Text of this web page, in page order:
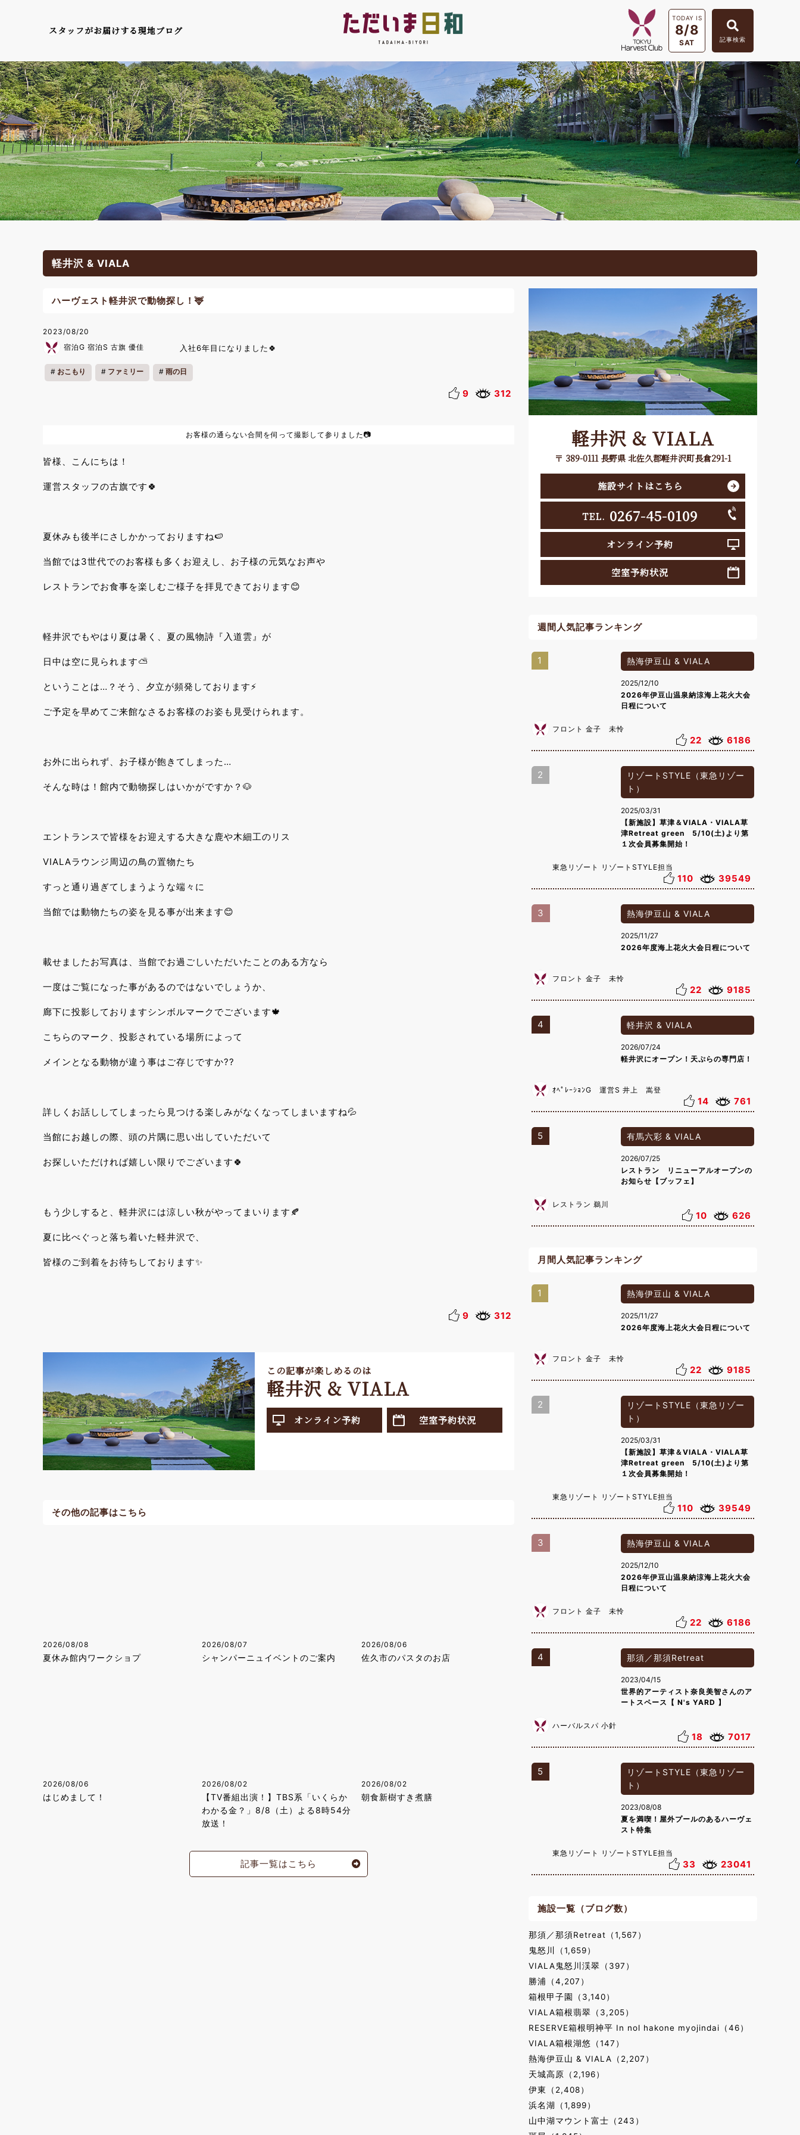
スタッフがお届けする現地ブログ
TODAY IS
8/8
SAT 記事検索
軽井沢 & VIALA
ハーヴェスト軽井沢で動物探し！🦌
2023/08/20
宿泊G 宿泊S 古旗 優佳
入社6年目になりました🍀
おこもり ファミリー 雨の日
9 312
お客様の通らない合間を伺って撮影して参りました📷
皆様、こんにちは！
運営スタッフの古旗です🍀
夏休みも後半にさしかかっておりますね🍉
当館では3世代でのお客様も多くお迎えし、お子様の元気なお声や
レストランでお食事を楽しむご様子を拝見できております😊
軽井沢でもやはり夏は暑く、夏の風物詩『入道雲』が
日中は空に見られます⛅
ということは…？そう、夕立が頻発しております⚡
ご予定を早めてご来館なさるお客様のお姿も見受けられます。
お外に出られず、お子様が飽きてしまった…
そんな時は！館内で動物探しはいかがですか？🐶
エントランスで皆様をお迎えする大きな鹿や木細工のリス
VIALAラウンジ周辺の鳥の置物たち
すっと通り過ぎてしまうような端々に
当館では動物たちの姿を見る事が出来ます😊
載せましたお写真は、当館でお過ごしいただいたことのある方なら
一度はご覧になった事があるのではないでしょうか、
廊下に投影しておりますシンボルマークでございます🍁
こちらのマーク、投影されている場所によって
メインとなる動物が違う事はご存じですか??
詳しくお話ししてしまったら見つける楽しみがなくなってしまいますね💦
当館にお越しの際、頭の片隅に思い出していただいて
お探しいただければ嬉しい限りでございます🍀
もう少しすると、軽井沢には涼しい秋がやってまいります🍂
夏に比べぐっと落ち着いた軽井沢で、
皆様のご到着をお待ちしております✨
9 312
この記事が楽しめるのは
軽井沢 & VIALA
オンライン予約 空室予約状況
その他の記事はこちら
2026/08/08
夏休み館内ワークショプ
2026/08/07
シャンパーニュイベントのご案内
2026/08/06
佐久市のパスタのお店
2026/08/06
はじめまして！
2026/08/02
【TV番組出演！】TBS系「いくらか
わかる金？」8/8（土）よる8時54分
放送！
2026/08/02
朝食新樹すき煮膳
記事一覧はこちら
軽井沢 & VIALA
〒 389-0111 長野県 北佐久郡軽井沢町長倉291-1
施設サイトはこちら
TEL. 0267-45-0109
オンライン予約
空室予約状況
週間人気記事ランキング
1 熱海伊豆山 & VIALA
2025/12/10
2026年伊豆山温泉納涼海上花火大会
日程について
フロント 金子 未怜
22 6186
2
リゾートSTYLE（東急リゾー
ト）
2025/03/31
【新施設】草津＆VIALA・VIALA草
津Retreat green 5/10(土)より第
１次会員募集開始！
東急リゾート リゾートSTYLE担当
110 39549
3 熱海伊豆山 & VIALA
2025/11/27
2026年度海上花火大会日程について
フロント 金子 未怜
22 9185
4 軽井沢 & VIALA
2026/07/24
軽井沢にオープン！天ぷらの専門店！
ｵﾍﾟﾚｰｼｮﾝG 運営S 井上 嵩登
14 761
5 有馬六彩 & VIALA
2026/07/25
レストラン リニューアルオープンの
お知らせ【ブッフェ】
レストラン 鵜川
10 626
月間人気記事ランキング
1 熱海伊豆山 & VIALA
2025/11/27
2026年度海上花火大会日程について
フロント 金子 未怜
22 9185
2
リゾートSTYLE（東急リゾー
ト）
2025/03/31
【新施設】草津＆VIALA・VIALA草
津Retreat green 5/10(土)より第
１次会員募集開始！
東急リゾート リゾートSTYLE担当
110 39549
3 熱海伊豆山 & VIALA
2025/12/10
2026年伊豆山温泉納涼海上花火大会
日程について
フロント 金子 未怜
22 6186
4 那須／那須Retreat
2023/04/15
世界的アーティスト奈良美智さんのア
ートスペース【 N's YARD 】
ハーバルスパ 小針
18 7017
5
リゾートSTYLE（東急リゾー
ト）
2023/08/08
夏を満喫！屋外プールのあるハーヴェ
スト特集
東急リゾート リゾートSTYLE担当
33 23041
施設一覧（ブログ数）
那須／那須Retreat（1,567）
鬼怒川（1,659）
VIALA鬼怒川渓翠（397）
勝浦（4,207）
箱根甲子園（3,140）
VIALA箱根翡翠（3,205）
RESERVE箱根明神平 In nol hakone myojindai（46）
VIALA箱根湖悠（147）
熱海伊豆山 & VIALA（2,207）
天城高原（2,196）
伊東（2,408）
浜名湖（1,899）
山中湖マウント富士（243）